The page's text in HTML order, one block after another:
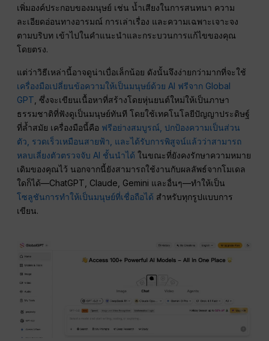
เพิ่มองค์ประกอบของมนุษย์ เช่น น้ำเสียงในการสนทนา ความ
ละเอียดอ่อนทางอารมณ์ การเล่าเรื่อง และความเฉพาะเจาะจง
ตามบริบท เข้าไปในคำแนะนำและกระบวนการแก้ไขของคุณ
โดยตรง.
แต่ว่าวิธีเหล่านี้อาจดูน่าเบื่อเล็กน้อย ดังนั้นจึงง่ายกว่ามากที่จะใช้
เครื่องมือเปลี่ยนข้อความให้เป็นมนุษย์ด้วย AI ฟรีจาก Global
GPT , ซึ่งจะเขียนเนื้อหาที่สร้างโดยหุ่นยนต์ใหม่ให้เป็นภาษา
ธรรมชาติที่ฟังดูเป็นมนุษย์ทันที โดยใช้เทคโนโลยีปัญญาประดิษฐ์
ที่ล้ำสมัย เครื่องมือนี้คือ ฟรีอย่างสมบูรณ์, ปกป้องความเป็นส่วน
ตัว, รวดเร็วเหมือนสายฟ้า, และได้รับการพิสูจน์แล้วว่าสามารถ
หลบเลี่ยงตัวตรวจจับ AI ชั้นนำได้ ในขณะที่ยังคงรักษาความหมาย
เดิมของคุณไว้ นอกจากนี้ยังสามารถใช้งานกับผลลัพธ์จากโมเดล
ใดก็ได้—ChatGPT, Claude, Gemini และอื่นๆ—ทำให้เป็น
โซลูชันการทำให้เป็นมนุษย์ที่เชื่อถือได้ สำหรับทุกรูปแบบการ
เขียน.